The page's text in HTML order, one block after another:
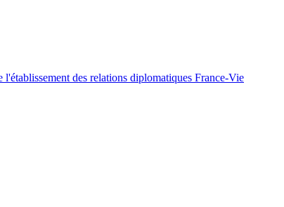
des relations diplomatiques France-Vie